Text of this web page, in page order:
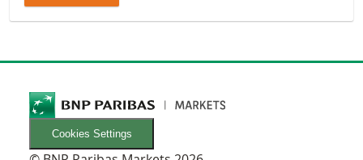
Cookies Settings